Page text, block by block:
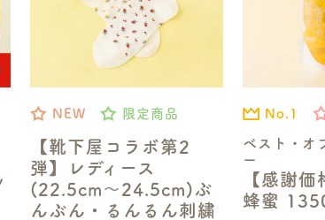
NEW 限定商品
【靴下屋コラボ第2
弾】レディース
(22.5cm～24.5cm)ぶ
んぶん・るんるん刺繍
No.1
ベスト・オ
ー
【感謝
蜂蜜